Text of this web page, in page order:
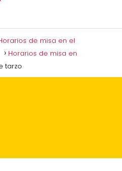
de misa en el
Horarios de misa en
tarzo